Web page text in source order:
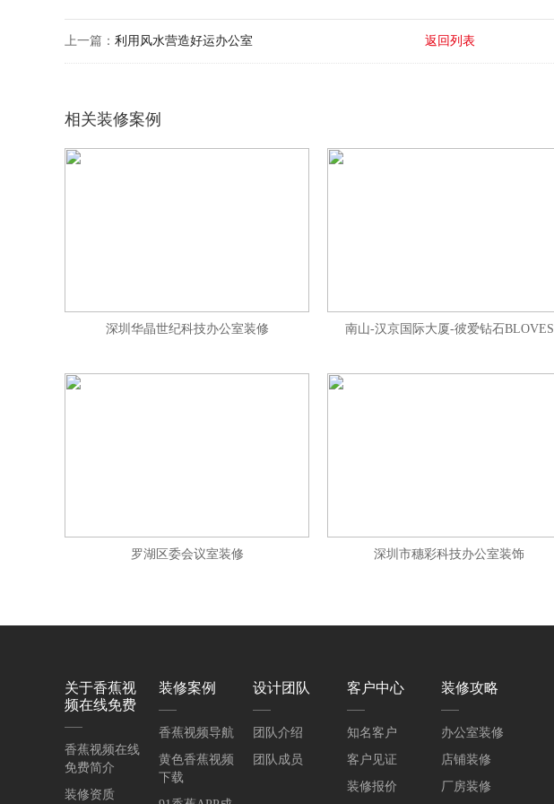
上一篇： 利用风水营造好运办公室 返回列表
相关装修案例
深圳华晶世纪科技办公室装修 南山-汉京国际大厦-彼爱钻石BLOVES
罗湖区委会议室装修 深圳市穗彩科技办公室装饰
关于香蕉视
频在线免费
香蕉视频在线
免费简介
装修资质
装修案例
香蕉视频导航
黄色香蕉视频
下载
设计团队
团队介绍
团队成员
客户中心
知名客户
客户见证
装修报价
装修攻略
办公室装修
店铺装修
厂房装修